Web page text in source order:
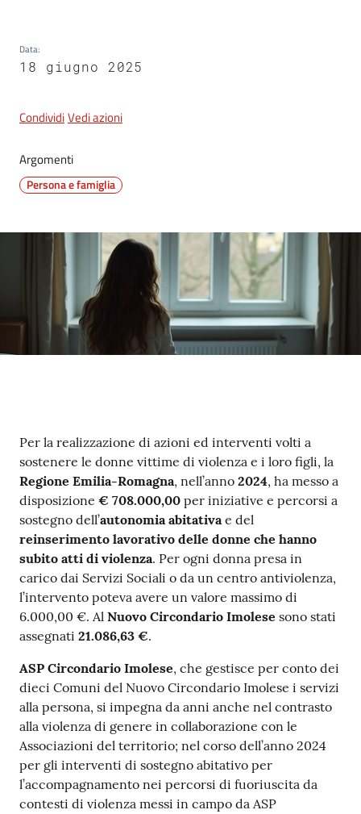
Data:
18 giugno 2025
CondividiVedi azioni
Argomenti
Persona e famiglia
Contenuto
Per la realizzazione di azioni ed interventi volti a
sostenere le donne vittime di violenza e i loro figli, la
Regione Emilia-Romagna, nell’anno 2024, ha messo a
disposizione € 708.000,00 per iniziative e percorsi a
sostegno dell’autonomia abitativae del
reinserimento lavorativo delle donne che hanno
subito atti di violenza. Per ogni donna presa in
carico dai Servizi Sociali o da un centro antiviolenza,
l’intervento poteva avere un valore massimo di
6.000,00 €. Al Nuovo Circondario Imolese sono stati
assegnati 21.086,63 €.
ASP Circondario Imolese, che gestisce per conto dei
dieci Comuni del Nuovo Circondario Imolese i servizi
alla persona, si impegna da anni anche nel contrasto
alla violenza di genere in collaborazione con le
Associazioni del territorio; nel corso dell’anno 2024
per gli interventi di sostegno abitativo per
l’accompagnamento nei percorsi di fuoriuscita da
contesti di violenza messi in campo da ASP